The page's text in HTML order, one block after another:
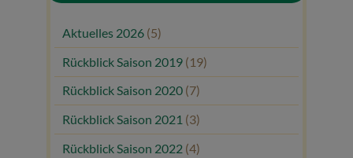
Aktuelles 2026 (5)
Rückblick Saison 2019 (19)
Rückblick Saison 2020 (7)
Rückblick Saison 2021 (3)
Rückblick Saison 2022 (4)